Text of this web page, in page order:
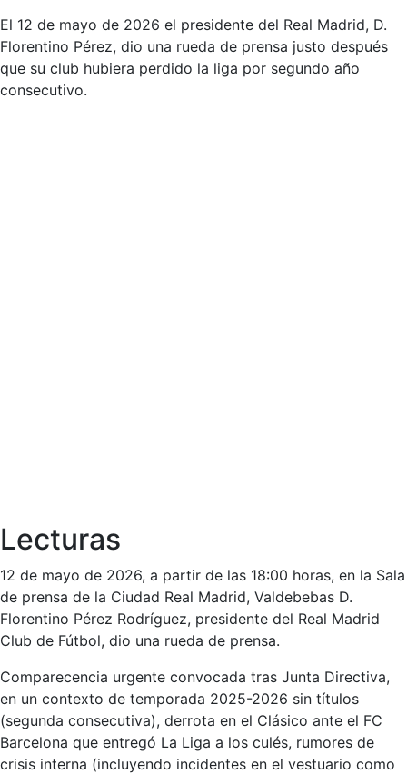
El 12 de mayo de 2026 el presidente del Real Madrid, D.
Florentino Pérez, dio una rueda de prensa justo después
que su club hubiera perdido la liga por segundo año
consecutivo.
Lecturas
12 de mayo de 2026, a partir de las 18:00 horas, en la Sala
de prensa de la Ciudad Real Madrid, Valdebebas D.
Florentino Pérez Rodríguez, presidente del Real Madrid
Club de Fútbol, dio una rueda de prensa.
Comparecencia urgente convocada tras Junta Directiva,
en un contexto de temporada 2025-2026 sin títulos
(segunda consecutiva), derrota en el Clásico ante el FC
Barcelona que entregó La Liga a los culés, rumores de
crisis interna (incluyendo incidentes en el vestuario como